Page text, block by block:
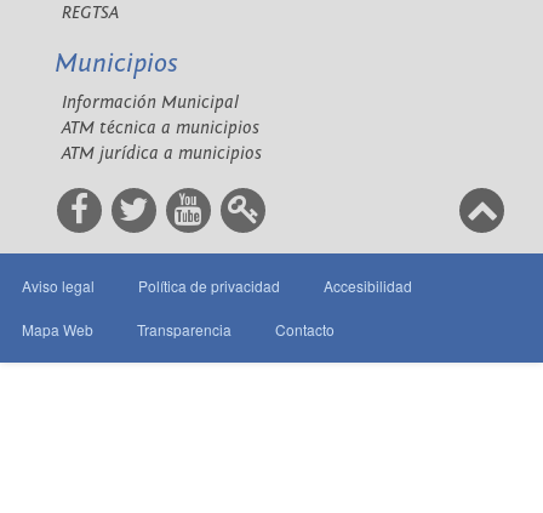
REGTSA
Municipios
Información Municipal
ATM técnica a municipios
ATM jurídica a municipios
Aviso legal Política de privacidad Accesibilidad
Mapa Web Transparencia Contacto